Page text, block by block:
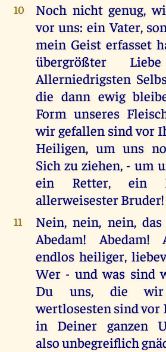
10
Noch nicht genug,
vor uns: ein Vater,
mein Geist erfasset
übergrößter
Allerniedrigsten
die dann ewig
Form unseres
wir gefallen sind vor
Heiligen, um uns
Sich zu ziehen, - um
ein Retter, ein
allerweisester Bruder!
11
Nein, nein, nein,
Abedam! Abedam!
endlos heiliger,
Wer - und was sind
Du uns, die
wertlosesten sind vor
in Deiner ganzen
also unbegreiflich